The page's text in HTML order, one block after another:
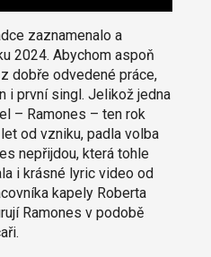
zaznamenalo a
2024. Abychom aspoň
dobře odvedené práce,
i první singl. Jelikož jedna
– Ramones – ten rok
od vzniku, padla volba
nepřijdou, která tohle
i krásné lyric video od
kapely Roberta
Ramones v podobě